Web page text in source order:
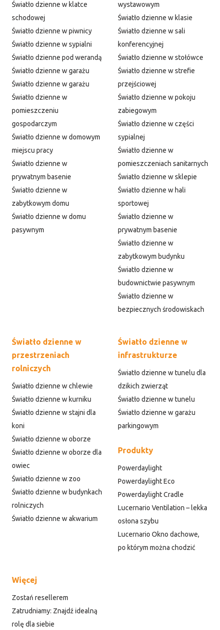
Światło dzienne w klatce
schodowej
Światło dzienne w piwnicy
Światło dzienne w sypialni
Światło dzienne pod werandą
Światło dzienne w garażu
Światło dzienne w garażu
Światło dzienne w
pomieszczeniu
gospodarczym
Światło dzienne w domowym
miejscu pracy
Światło dzienne w
prywatnym basenie
Światło dzienne w
zabytkowym domu
Światło dzienne w domu
pasywnym
wystawowym
Światło dzienne w klasie
Światło dzienne w sali
konferencyjnej
Światło dzienne w stołówce
Światło dzienne w strefie
przejściowej
Światło dzienne w pokoju
zabiegowym
Światło dzienne w części
sypialnej
Światło dzienne w
pomieszczeniach sanitarnych
Światło dzienne w sklepie
Światło dzienne w hali
sportowej
Światło dzienne w
prywatnym basenie
Światło dzienne w
zabytkowym budynku
Światło dzienne w
budownictwie pasywnym
Światło dzienne w
bezpiecznych środowiskach
Światło dzienne w
przestrzeniach
rolniczych
Światło dzienne w chlewie
Światło dzienne w kurniku
Światło dzienne w stajni dla
koni
Światło dzienne w oborze
Światło dzienne w oborze dla
owiec
Światło dzienne w zoo
Światło dzienne w budynkach
rolniczych
Światło dzienne w akwarium
Światło dzienne w
infrastrukturze
Światło dzienne w tunelu dla
dzikich zwierząt
Światło dzienne w tunelu
Światło dzienne w garażu
parkingowym
Produkty
Powerdaylight
Powerdaylight Eco
Powerdaylight Cradle
Lucernario Ventilation – lekka
osłona szybu
Lucernario Okno dachowe,
po którym można chodzić
Więcej
Zostań resellerem
Zatrudniamy: Znajdź idealną
rolę dla siebie